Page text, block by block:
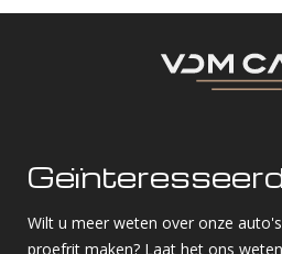
Wilt u meer weten over onze
proefrit maken? Laat het ons